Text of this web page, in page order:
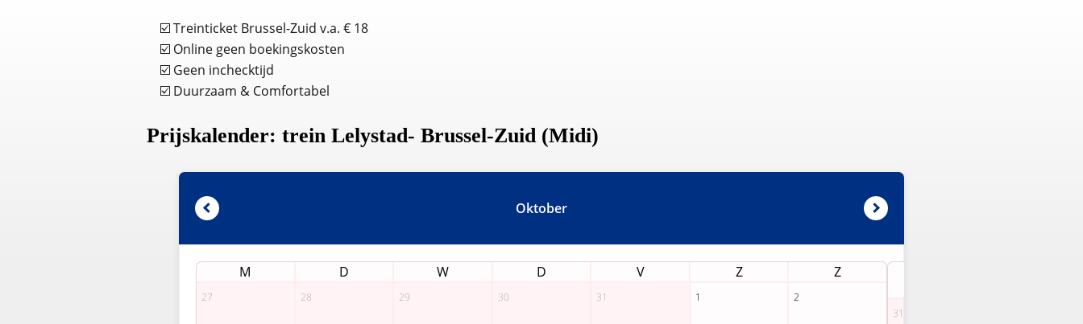
☑️ Treinticket Brussel-Zuid v.a. € 18
☑️ Online geen boekingskosten
☑️ Geen inchecktijd
☑️ Duurzaam & Comfortabel
Prijskalender: trein Lelystad- Brussel-Zuid (Midi)
Oktober
M D W D V Z Z